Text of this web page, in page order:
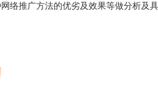
络推广方法的优劣及效果等做分析及